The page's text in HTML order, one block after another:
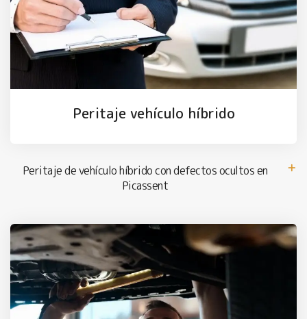
Peritaje vehículo híbrido
Peritaje de vehículo híbrido con defectos ocultos en
Picassent